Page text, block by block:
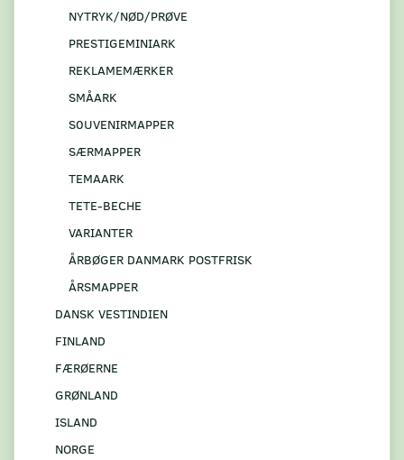
NYTRYK/NØD/PRØVE
PRESTIGEMINIARK
REKLAMEMÆRKER
SMÅARK
S0UVENIRMAPPER
SÆRMAPPER
TEMAARK
TETE-BECHE
VARIANTER
ÅRBØGER DANMARK POSTFRISK
ÅRSMAPPER
DANSK VESTINDIEN
FINLAND
FÆRØERNE
GRØNLAND
ISLAND
NORGE